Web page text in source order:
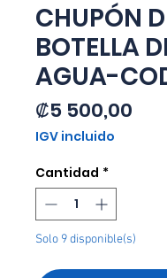
CHUPÓN
BOTELLA
AGUA-
₡5 500,00
IGV incluido
Cantidad *
Solo 9 disponible(s)